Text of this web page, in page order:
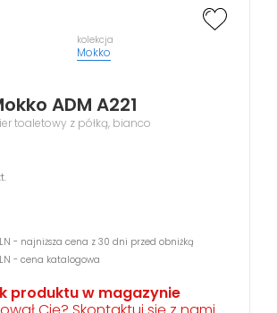
kolekcja
Mokko
ADM A221
toaletowy z półką, bianco
- najniższa cena z 30 dni przed obniżką
- cena katalogowa
produktu w magazynie